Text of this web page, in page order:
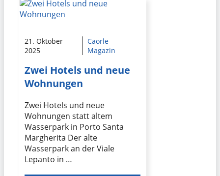
21. Oktober
2025
Caorle
Magazin
Zwei Hotels und neue
Wohnungen
Zwei Hotels und neue
Wohnungen statt altem
Wasserpark in Porto Santa
Margherita Der alte
Wasserpark an der Viale
Lepanto in …